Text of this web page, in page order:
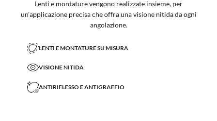
Lenti e montature vengono realizzate insieme, per
un'applicazione precisa che offra una visione nitida da ogni
angolazione.
LENTI E MONTATURE SU MISURA
VISIONE NITIDA
ANTIRIFLESSO E ANTIGRAFFIO